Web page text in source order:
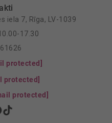
iela 7, Rīga, LV-1039
17.30
protected]
protected]
protected]